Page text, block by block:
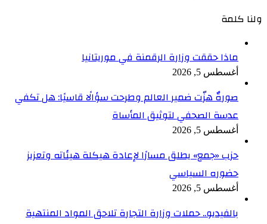
ولنا كلمة
ماذا حققت وزارة الرقمنة في موريتانيا
أغسطس 5, 2026
صورةٌ هزّت ضمير العالم وطرحت سؤالًا قاسيًا: هل تكفي
عدسة الصحفي لتوثيق المأساة
أغسطس 5, 2026
حزب «جمع» يطلق مسارًا لإعادة هيكلة هيئاته وتعزيز
حضوره السياسي
أغسطس 5, 2026
بالفيديو.. حملات وزارة التجارة تلاحق المواد المنتهية